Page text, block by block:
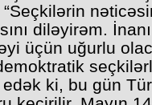
“Seçkilərin
diləyirəm.
üçün uğurlu
edək ki, bu gün